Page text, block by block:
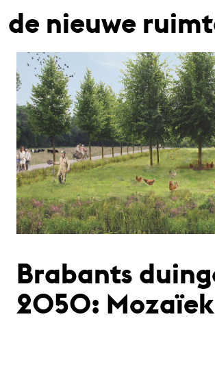
de nieuwe
Brabants
2050: